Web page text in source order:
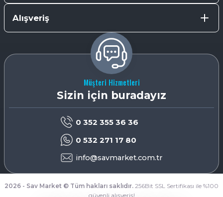
Alışveriş
Müşteri Hizmetleri
Sizin için buradayız
0 352 355 36 36
0 532 271 17 80
info@savmarket.com.tr
2026 - Sav Market © Tüm hakları saklıdır. 256Bit SSL Sertifikası ile %100
güvenli alışveriş!